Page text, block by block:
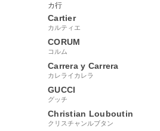
カ行
Cartier
カルティエ
CORUM
コルム
Carrera y Carrera
カレライカレラ
GUCCI
グッチ
Christian Louboutin
クリスチャンルブタン